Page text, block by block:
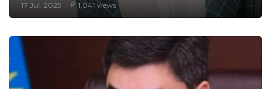
17 Jul, 2025 1,041 views